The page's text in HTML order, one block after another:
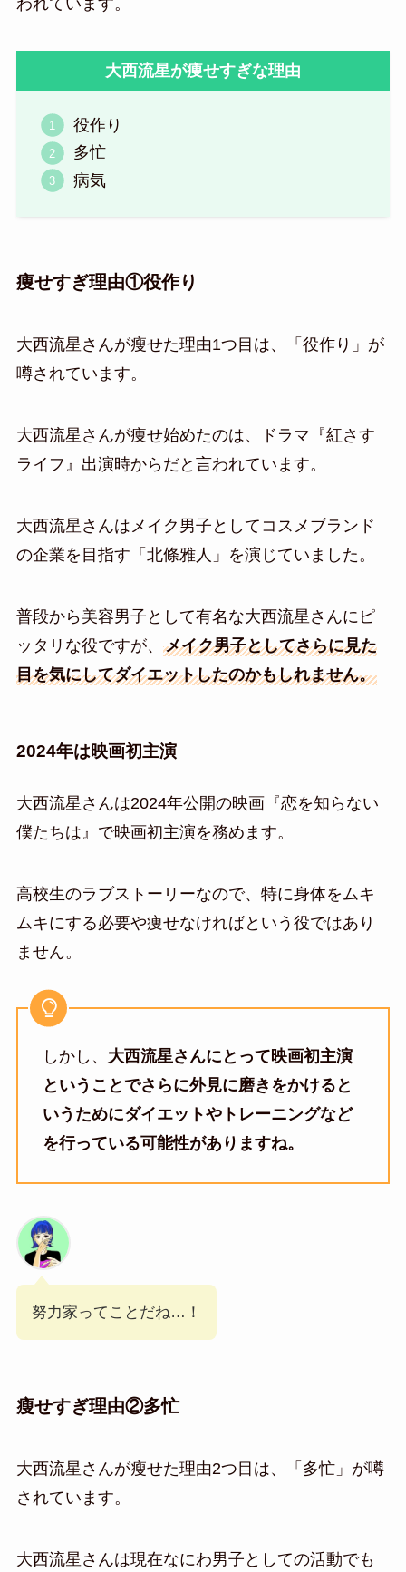
われています。
大西流星が痩せすぎな理由
役作り
多忙
病気
痩せすぎ理由①役作り
大西流星さんが瘦せた理由1つ目は、「役作り」が
噂されています。
大西流星さんが痩せ始めたのは、ドラマ『紅さす
ライフ』出演時からだと言われています。
大西流星さんはメイク男子としてコスメブランド
の企業を目指す「北條雅人」を演じていました。
普段から美容男子として有名な大西流星さんにピ
ッタリな役ですが、 メイク男子としてさらに見た
目を気にしてダイエットしたのかもしれません。
2024年は映画初主演
大西流星さんは2024年公開の映画『恋を知らない
僕たちは』で映画初主演を務めます。
高校生のラブストーリーなので、特に身体をムキ
ムキにする必要や痩せなければという役ではあり
ません。
しかし、 大西流星さんにとって映画初主演
ということでさらに外見に磨きをかけると
いうためにダイエットやトレーニングなど
を行っている可能性がありますね。
努力家ってことだね…！
瘦せすぎ理由②多忙
大西流星さんが瘦せた理由2つ目は、「多忙」が噂
されています。
大西流星さんは現在なにわ男子としての活動でも